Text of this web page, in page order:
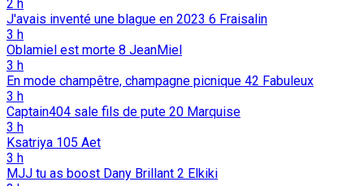
2 h
J'avais inventé une blague en 2023 6 Fraisalin
3 h
Oblamiel est morte 8 JeanMiel
3 h
En mode champêtre, champagne picnique 42 Fabuleux
3 h
Captain404 sale fils de pute 20 Marquise
3 h
Ksatriya 105 Aet
3 h
MJJ tu as boost Dany Brillant 2 Elkiki